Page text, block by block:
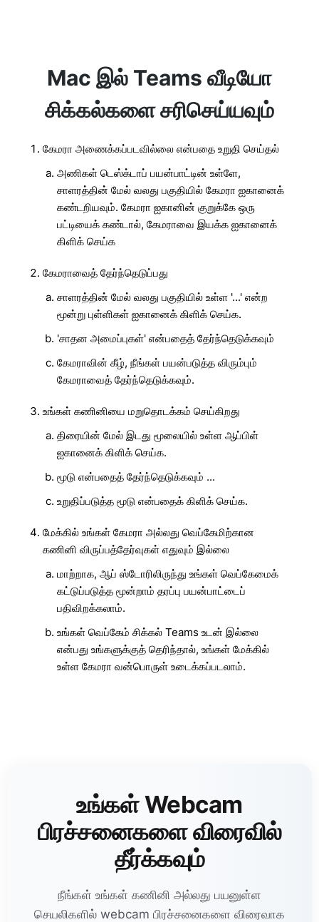
Mac இல் Teams வீடியோ
சிக்கல்களை சரிசெய்யவும்
கேமரா அணைக்கப்படவில்லை என்பதை உறுதி செய்தல்
அணிகள் டெஸ்க்டாப் பயன்பாட்டின் உள்ளே,
சாளரத்தின் மேல் வலது பகுதியில் கேமரா ஐகானைக்
கண்டறியவும். கேமரா ஐகானின் குறுக்கே ஒரு
பட்டியைக் கண்டால், கேமராவை இயக்க ஐகானைக்
கிளிக் செய்க
கேமராவைத் தேர்ந்தெடுப்பது
சாளரத்தின் மேல் வலது பகுதியில் உள்ள '...' என்ற
மூன்று புள்ளிகள் ஐகானைக் கிளிக் செய்க.
'சாதன அமைப்புகள்' என்பதைத் தேர்ந்தெடுக்கவும்
கேமராவின் கீழ், நீங்கள் பயன்படுத்த விரும்பும்
கேமராவைத் தேர்ந்தெடுக்கவும்.
உங்கள் கணினியை மறுதொடக்கம் செய்கிறது
திரையின் மேல் இடது மூலையில் உள்ள ஆப்பிள்
ஐகானைக் கிளிக் செய்க.
மூடு என்பதைத் தேர்ந்தெடுக்கவும் ...
உறுதிப்படுத்த மூடு என்பதைக் கிளிக் செய்க.
மேக்கில் உங்கள் கேமரா அல்லது வெப்கேமிற்கான
கணினி விருப்பத்தேர்வுகள் எதுவும் இல்லை
மாற்றாக, ஆப் ஸ்டோரிலிருந்து உங்கள் வெப்கேமைக்
கட்டுப்படுத்த மூன்றாம் தரப்பு பயன்பாட்டைப்
பதிவிறக்கலாம்.
உங்கள் வெப்கேம் சிக்கல் Teams உடன் இல்லை
என்பது உங்களுக்குத் தெரிந்தால், உங்கள் மேக்கில்
உள்ள கேமரா வன்பொருள் உடைக்கப்படலாம்.
உங்கள் Webcam
பிரச்சனைகளை விரைவில்
தீர்க்கவும்
நீங்கள் உங்கள் கணினி அல்லது பயனுள்ள
செயலிகளில் webcam பிரச்சனைகளை விரைவாக